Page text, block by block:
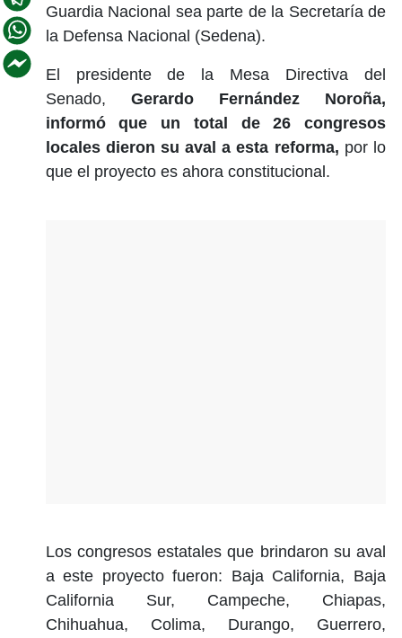
Guardia Nacional sea parte de la Secretaría de
la Defensa Nacional (Sedena).
El presidente de la Mesa Directiva del
Senado, Gerardo Fernández Noroña,
informó que un total de 26 congresos
locales dieron su aval a esta reforma, por lo
que el proyecto es ahora constitucional.
Los congresos estatales que brindaron su aval
a este proyecto fueron: Baja California, Baja
California Sur, Campeche, Chiapas,
Chihuahua, Colima, Durango, Guerrero,